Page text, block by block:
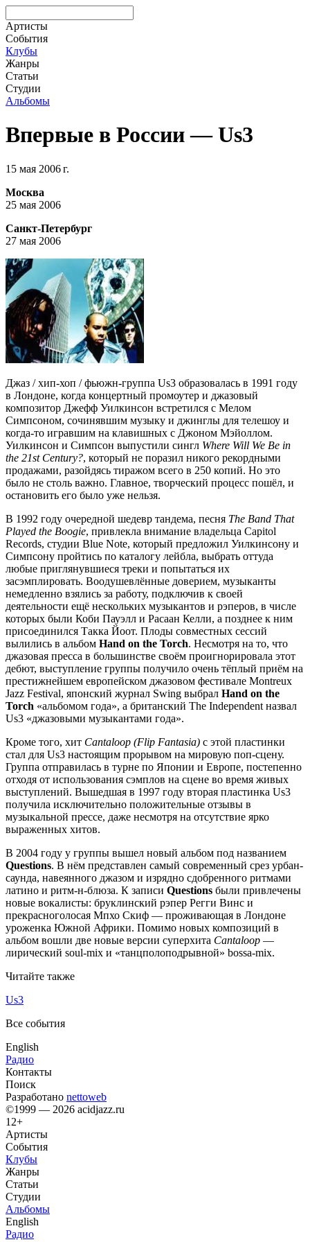
Артисты
События
Клубы
Жанры
Статьи
Студии
Альбомы
Впервые в России — Us3
15 мая 2006 г.
Москва
25 мая 2006
Санкт-Петербург
27 мая 2006
Джаз / хип-хоп / фьюжн-группа Us3 образовалась в 1991 году
в Лондоне, когда концертный промоутер и джазовый
композитор Джефф Уилкинсон встретился с Мелом
Симпсоном, сочинявшим музыку и джинглы для телешоу и
когда-то игравшим на клавишных с Джоном Мэйоллом.
Уилкинсон и Симпсон выпустили сингл Where Will We Be in
the 21st Century?, который не поразил никого рекордными
продажами, разойдясь тиражом всего в 250 копий. Но это
было не столь важно. Главное, творческий процесс пошёл, и
остановить его было уже нельзя.
В 1992 году очередной шедевр тандема, песня The Band That
Played the Boogie, привлекла внимание владельца Capitol
Records, студии Blue Note, который предложил Уилкинсону и
Симпсону пройтись по каталогу лейбла, выбрать оттуда
любые приглянувшиеся треки и попытаться их
засэмплировать. Воодушевлённые доверием, музыканты
немедленно взялись за работу, подключив к своей
деятельности ещё нескольких музыкантов и рэперов, в числе
которых были Коби Пауэлл и Расаан Келли, а позднее к ним
присоединился Такка Йоот. Плоды совместных сессий
вылились в альбом Hand on the Torch. Несмотря на то, что
джазовая пресса в большинстве своём проигнорировала этот
дебют, выступление группы получило очень тёплый приём на
престижнейшем европейском джазовом фестивале Montreux
Jazz Festival, японский журнал Swing выбрал Hand on the
Torch «альбомом года», а британский The Independent назвал
Us3 «джазовыми музыкантами года».
Кроме того, хит Cantaloop (Flip Fantasia) с этой пластинки
стал для Us3 настоящим прорывом на мировую поп-сцену.
Группа отправилась в турне по Японии и Европе, постепенно
отходя от использования сэмплов на сцене во время живых
выступлений. Вышедшая в 1997 году вторая пластинка Us3
получила исключительно положительные отзывы в
музыкальной прессе, даже несмотря на отсутствие ярко
выраженных хитов.
В 2004 году у группы вышел новый альбом под названием
Questions. В нём представлен самый современный срез урбан-
саунда, навеянного джазом и изрядно сдобренного ритмами
латино и ритм-н-блюза. К записи Questions были привлечены
новые вокалисты: бруклинский рэпер Регги Винс и
прекрасноголосая Мпхо Скиф — проживающая в Лондоне
уроженка Южной Африки. Помимо новых композиций в
альбом вошли две новые версии суперхита Cantaloop —
лирический soul-mix и «танцполоподрывной» bossa-mix.
Читайте также
Us3
Все события
English
Радио
Контакты
Поиск
Разработано nettoweb
©1999 — 2026 acidjazz.ru
12+
Артисты
События
Клубы
Жанры
Статьи
Студии
Альбомы
English
Радио